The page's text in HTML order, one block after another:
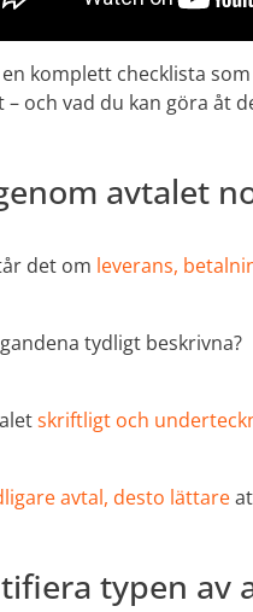
komplett checklista
och vad du kan göra åt
avtalet
det om leverans,
tydligt beskrivna?
skriftligt och
avtal, desto lättare
typen av